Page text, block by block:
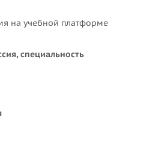
на учебной платформе
специальность